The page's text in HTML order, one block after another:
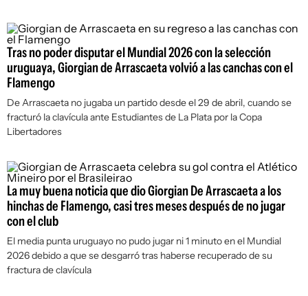
Tras no poder disputar el Mundial 2026 con la selección
uruguaya, Giorgian de Arrascaeta volvió a las canchas con el
Flamengo
De Arrascaeta no jugaba un partido desde el 29 de abril, cuando se
fracturó la clavícula ante Estudiantes de La Plata por la Copa
Libertadores
La muy buena noticia que dio Giorgian De Arrascaeta a los
hinchas de Flamengo, casi tres meses después de no jugar
con el club
El media punta uruguayo no pudo jugar ni 1 minuto en el Mundial
2026 debido a que se desgarró tras haberse recuperado de su
fractura de clavícula